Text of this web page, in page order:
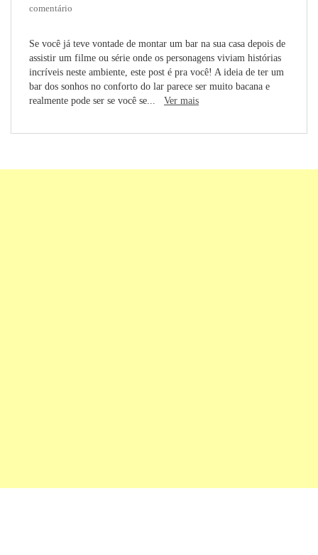
comentário
Se você já teve vontade de montar um bar na sua casa depois de
assistir um filme ou série onde os personagens viviam histórias
incríveis neste ambiente, este post é pra você! A ideia de ter um
bar dos sonhos no conforto do lar parece ser muito bacana e
realmente pode ser se você se... Ver mais